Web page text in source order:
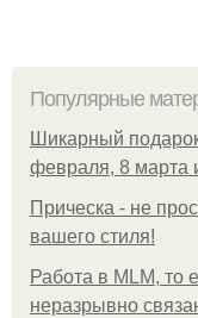
Популярные
Шикарный
февраля, 8 марта
Прическа - не
вашего стиля!
Работа в MLM, то
неразрывно